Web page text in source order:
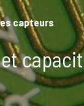
capteurs